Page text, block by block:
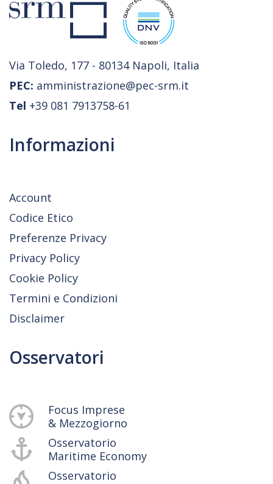
Via Toledo, 177 - 80134 Napoli, Italia
PEC: amministrazione@pec-srm.it
Tel +39 081 7913758-61
Informazioni
Account
Codice Etico
Preferenze Privacy
Privacy Policy
Cookie Policy
Termini e Condizioni
Disclaimer
Osservatori
Focus Imprese
& Mezzogiorno
Osservatorio
Maritime Economy
Osservatorio